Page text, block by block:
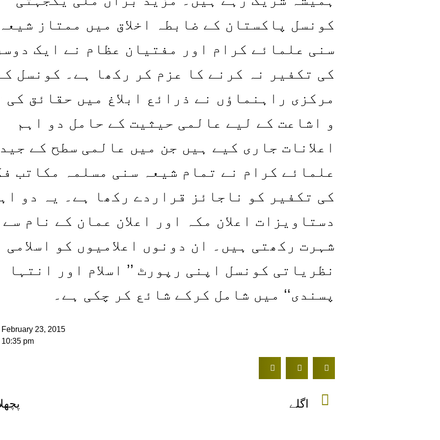
کونسل پاکستان کے ضابطہ اخلاق میں ممتاز شیعہ
سنی علمائے کرام اور مفتیان عظام نے ایک
کی تکفیر نہ کرنے کا عزم کر رکھا ہے۔ کونسل
مرکزی راہنماؤں نے ذرائع ابلاغ میں حقائق کی
و اشاعت کے لیے عالمی حیثیت کے حامل دو اہم
اعلانات جاری کیے ہیں جن میں عالمی سطح کے جید
علمائے کرام نے تمام شیعہ سنی مسلمہ مکاتب
کی تکفیر کو ناجائز قراردے رکھا ہے۔ یہ دو
دستاویزات اعلان مکہ اور اعلان عمان کے نام سے
شہرت رکھتی ہیں۔ ان دونوں اعلامیوں کو اسلامی
نظریاتی کونسل اپنی رپورٹ ’’ اسلام اور انتہا
پسندی‘‘ میں شامل کرکے شائع کر چکی ہے۔
February 23, 2015
10:35 pm
اگلے